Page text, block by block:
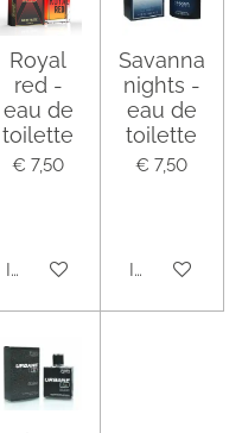
Royal
red -
eau de
toilette
€ 7,50
In winkelwagen
Savanna
nights -
eau de
toilette
€ 7,50
In